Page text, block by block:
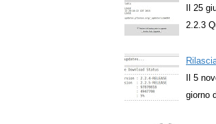
Il 25
2.2.3
Il 5
giorno